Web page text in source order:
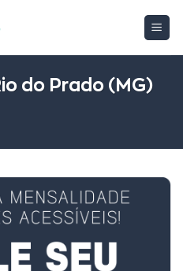
do Prado (MG)